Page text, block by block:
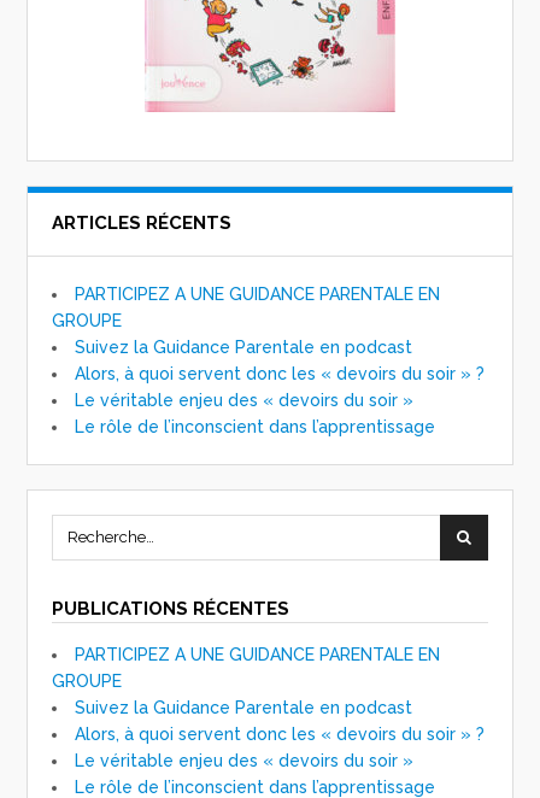
ARTICLES RÉCENTS
PARTICIPEZ A UNE GUIDANCE PARENTALE EN
GROUPE
Suivez la Guidance Parentale en podcast
Alors, à quoi servent donc les « devoirs du soir » ?
Le véritable enjeu des « devoirs du soir »
Le rôle de l’inconscient dans l’apprentissage
PUBLICATIONS RÉCENTES
PARTICIPEZ A UNE GUIDANCE PARENTALE EN
GROUPE
Suivez la Guidance Parentale en podcast
Alors, à quoi servent donc les « devoirs du soir » ?
Le véritable enjeu des « devoirs du soir »
Le rôle de l’inconscient dans l’apprentissage